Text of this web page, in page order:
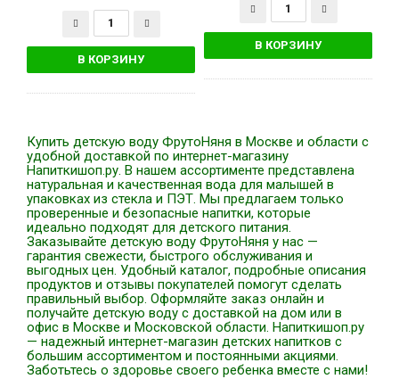
Купить детскую воду ФрутоНяня в Москве и области с
удобной доставкой по интернет-магазину
Напиткишоп.ру. В нашем ассортименте представлена
натуральная и качественная вода для малышей в
упаковках из стекла и ПЭТ. Мы предлагаем только
проверенные и безопасные напитки, которые
идеально подходят для детского питания.
Заказывайте детскую воду ФрутоНяня у нас —
гарантия свежести, быстрого обслуживания и
выгодных цен. Удобный каталог, подробные описания
продуктов и отзывы покупателей помогут сделать
правильный выбор. Оформляйте заказ онлайн и
получайте детскую воду с доставкой на дом или в
офис в Москве и Московской области. Напиткишоп.ру
— надежный интернет-магазин детских напитков с
большим ассортиментом и постоянными акциями.
Заботьтесь о здоровье своего ребенка вместе с нами!